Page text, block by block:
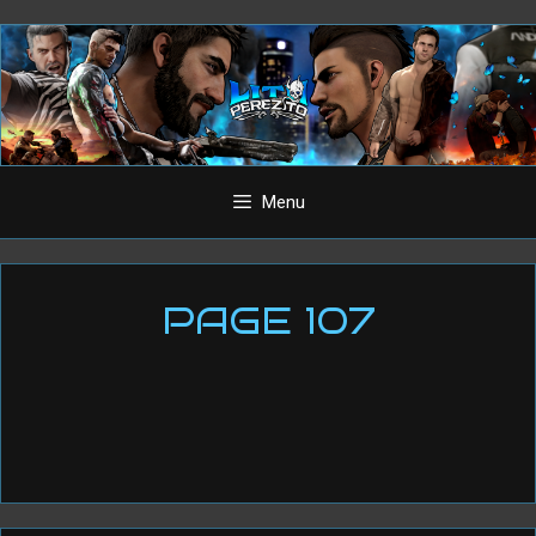
Aller
au
contenu
Menu
PAGE 107